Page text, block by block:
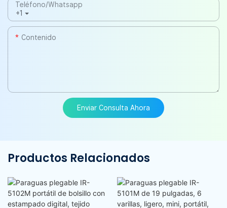
+1
Teléfono/whatsapp
Contenido
Enviar Consulta Ahora
Productos Relacionados